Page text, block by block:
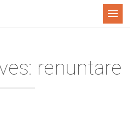
Menu
renuntare